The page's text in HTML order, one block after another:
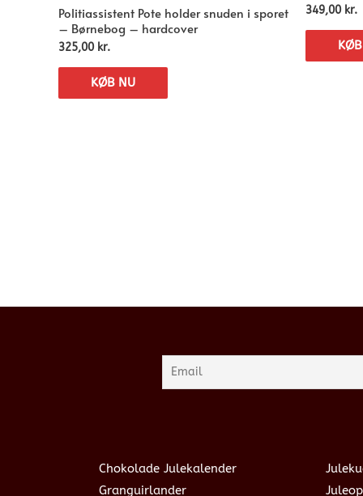
Politiassistent Pote holder snuden i sporet
– Børnebog – hardcover
325,00 kr.
KØB NU
349,00 kr.
Chokolade Julekalender
Granguirlander